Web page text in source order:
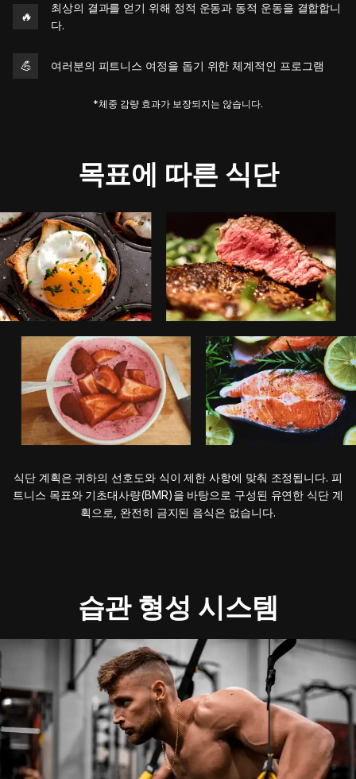
🔥
최상의 결과를 얻기 위해 정적 운동과 동적 운동을 결합합니
다.
💪 여러분의 피트니스 여정을 돕기 위한 체계적인 프로그램
*체중 감량 효과가 보장되지는 않습니다.
목표에 따른 식단
식단 계획은 귀하의 선호도와 식이 제한 사항에 맞춰 조정됩니다. 피
트니스 목표와 기초대사량(BMR)을 바탕으로 구성된 유연한 식단 계
획으로, 완전히 금지된 음식은 없습니다.
습관 형성 시스템